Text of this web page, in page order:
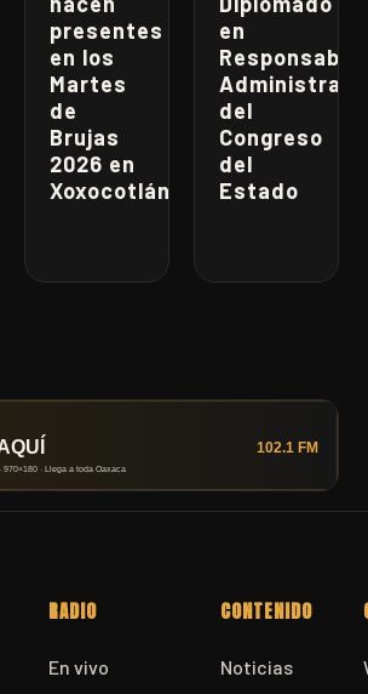
presentes
en los
Martes
de
Brujas
2026 en
Xoxocotlán
en
del
Congreso
del
Estado
RADIO
En vivo
CONTENIDO
Noticias